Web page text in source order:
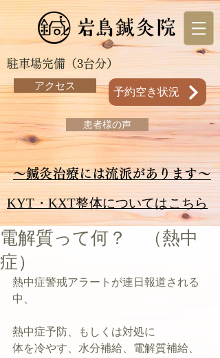
駐車場完備（3台分）
アクセス
予約空き状況
患者様の声
～鍼灸治療には流派があります～
KYT・KXT整体についてはこちら
電解質って何？ （熱中
症）
熱中症警戒アラートが連日報道される
中、
熱中症予防、もしくは対処に
体を冷やす、水分補給、電解質補給、